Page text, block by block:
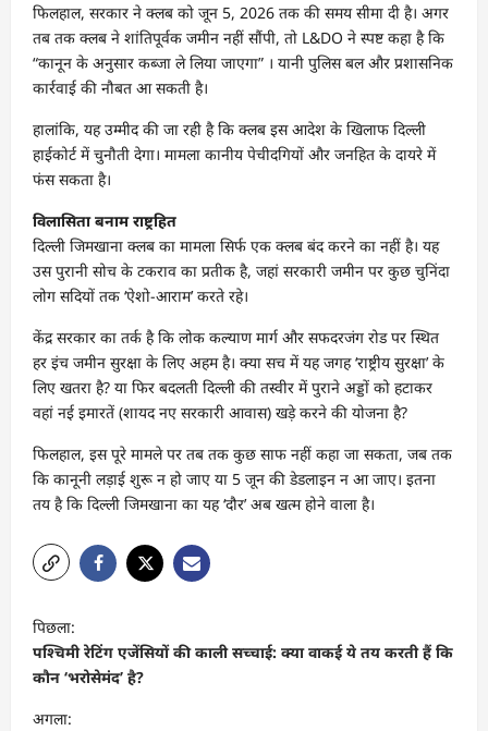
फिलहाल, सरकार ने क्लब को जून 5, 2026 तक की समय सीमा दी है। अगर
तब तक क्लब ने शांतिपूर्वक जमीन नहीं सौंपी, तो L&DO ने स्पष्ट कहा है कि
“कानून के अनुसार कब्जा ले लिया जाएगा” । यानी पुलिस बल और प्रशासनिक
कार्रवाई की नौबत आ सकती है।
हालांकि, यह उम्मीद की जा रही है कि क्लब इस आदेश के खिलाफ दिल्ली
हाईकोर्ट में चुनौती देगा। मामला कानीय पेचीदगियों और जनहित के दायरे में
फंस सकता है।
विलासिता बनाम राष्ट्रहित
दिल्ली जिमखाना क्लब का मामला सिर्फ एक क्लब बंद करने का नहीं है। यह
उस पुरानी सोच के टकराव का प्रतीक है, जहां सरकारी जमीन पर कुछ चुनिंदा
लोग सदियों तक ‘ऐशो-आराम’ करते रहे।
केंद्र सरकार का तर्क है कि लोक कल्याण मार्ग और सफदरजंग रोड पर स्थित
हर इंच जमीन सुरक्षा के लिए अहम है। क्या सच में यह जगह ‘राष्ट्रीय सुरक्षा’ के
लिए खतरा है? या फिर बदलती दिल्ली की तस्वीर में पुराने अड्डों को हटाकर
वहां नई इमारतें (शायद नए सरकारी आवास) खड़े करने की योजना है?
फिलहाल, इस पूरे मामले पर तब तक कुछ साफ नहीं कहा जा सकता, जब तक
कि कानूनी लड़ाई शुरू न हो जाए या 5 जून की डेडलाइन न आ जाए। इतना
तय है कि दिल्ली जिमखाना का यह ‘दौर’ अब खत्म होने वाला है।
पो
स्ट
ने
वि
पिछला:
पश्चिमी रेटिंग एजेंसियों की काली सच्चाई: क्या वाकई ये तय करती हैं कि
कौन ‘भरोसेमंद’ है?
अगला: